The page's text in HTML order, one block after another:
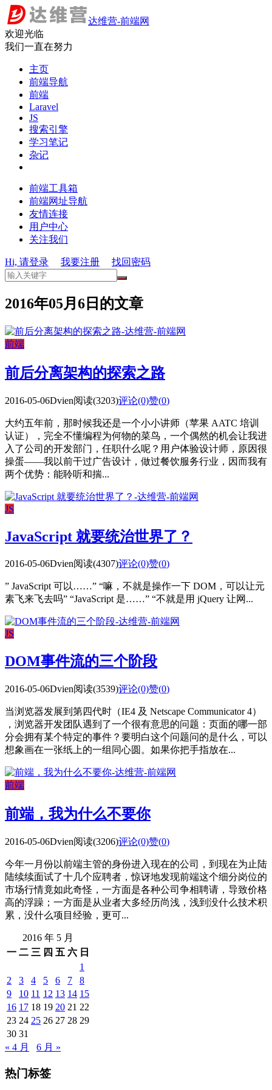
达维营-前端网
欢迎光临
我们一直在努力
主页
前端导航
前端
Laravel
JS
搜索引擎
学习笔记
杂记
前端工具箱
前端网址导航
友情连接
用户中心
关注我们
Hi, 请登录 我要注册 找回密码
2016年05月6日的文章
前端
前后分离架构的探索之路
2016-05-06Dvien阅读(3203)评论(0)赞(0)
大约五年前，那时候我还是一个小小讲师（苹果 AATC 培训
认证），完全不懂编程为何物的菜鸟，一个偶然的机会让我进
入了公司的开发部门，任职什么呢？用户体验设计师，原因很
操蛋——我以前干过广告设计，做过餐饮服务行业，因而我有
两个优势：能聆听和揣...
JS
JavaScript 就要统治世界了？
2016-05-06Dvien阅读(4307)评论(0)赞(0)
” JavaScript 可以……” “嘛，不就是操作一下 DOM，可以让元
素飞来飞去吗” “JavaScript 是……” “不就是用 jQuery 让网...
JS
DOM事件流的三个阶段
2016-05-06Dvien阅读(3539)评论(0)赞(0)
当浏览器发展到第四代时（IE4 及 Netscape Communicator 4）
，浏览器开发团队遇到了一个很有意思的问题：页面的哪一部
分会拥有某个特定的事件？要明白这个问题问的是什么，可以
想象画在一张纸上的一组同心圆。如果你把手指放在...
前端
前端，我为什么不要你
2016-05-06Dvien阅读(3206)评论(0)赞(0)
今年一月份以前端主管的身份进入现在的公司，到现在为止陆
陆续续面试了十几个应聘者，惊讶地发现前端这个细分岗位的
市场行情竟如此奇怪，一方面是各种公司争相聘请，导致价格
高的浮躁；一方面是从业者大多经历尚浅，浅到没什么技术积
累，没什么项目经验，更可...
2016 年 5 月
一 二 三 四 五 六 日
1
2
3 4 5 6 7
8
9
10 11 12 13 14 15
16 17 18 19 20 21 22
23 24 25 26 27 28 29
30 31
« 4 月
6 月 »
热门标签